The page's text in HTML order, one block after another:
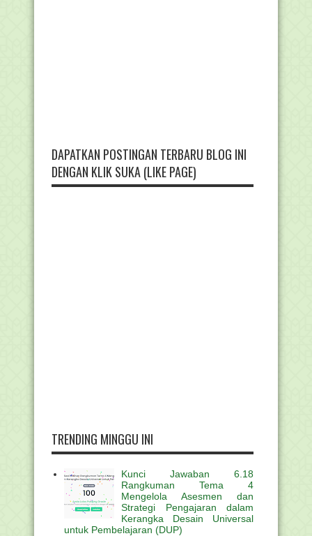
DAPATKAN POSTINGAN TERBARU BLOG INI
DENGAN KLIK SUKA (LIKE PAGE)
TRENDING MINGGU INI
Kunci Jawaban 6.18
Rangkuman Tema 4
Mengelola Asesmen dan
Strategi Pengajaran dalam
Kerangka Desain Universal
untuk Pembelajaran (DUP)